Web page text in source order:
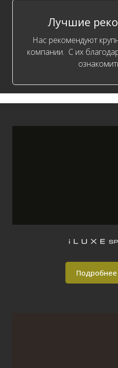
Лучшие
Нас рекомендуют
компании. С их
Подробнее